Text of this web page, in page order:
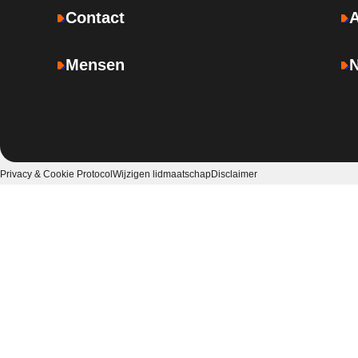
Contact
Mensen
Privacy & Cookie Protocol Wijzigen lidmaatschapDisclaimer